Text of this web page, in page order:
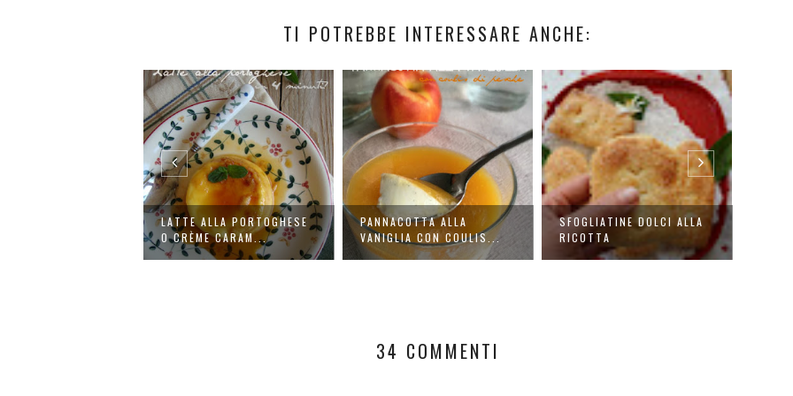
TI POTREBBE INTERESSARE ANCHE:
LATTE ALLA PORTOGHESE
O CRÈME CARAM...
PANNACOTTA ALLA
VANIGLIA CON COULIS...
SFOGLIATINE DOLCI ALLA
RICOTTA
LA
34 COMMENTI